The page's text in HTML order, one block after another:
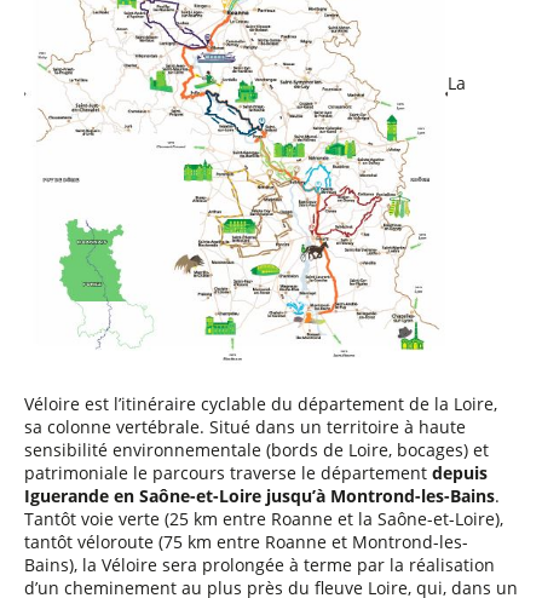
La
Véloire est l’itinéraire cyclable du département de la Loire,
sa colonne vertébrale. Situé dans un territoire à haute
sensibilité environnementale (bords de Loire, bocages) et
patrimoniale le parcours traverse le département depuis
Iguerande en Saône-et-Loire jusqu’à Montrond-les-Bains.
Tantôt voie verte (25 km entre Roanne et la Saône-et-Loire),
tantôt véloroute (75 km entre Roanne et Montrond-les-
Bains), la Véloire sera prolongée à terme par la réalisation
d’un cheminement au plus près du fleuve Loire, qui, dans un